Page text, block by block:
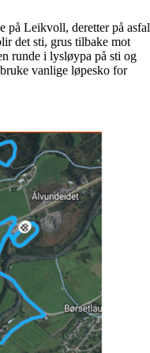
på Leikvoll, deretter på
det sti, grus tilbake mot
runde i lysløypa på sti og
vanlige løpesko for